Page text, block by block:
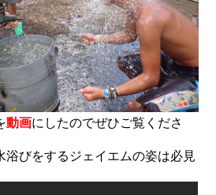
動画にしたのでぜひご覧くださ
浴びをするジェイエムの姿は必見